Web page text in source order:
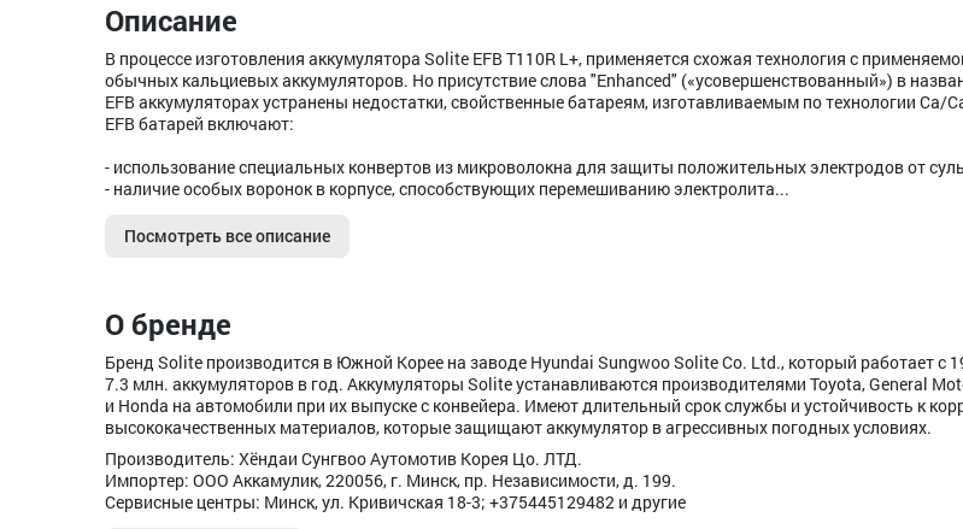
Описание
В процессе изготовления аккумулятора Solite EFB T110R L+, применяется схожая технология с
обычных кальциевых аккумуляторов. Но присутствие слова "Enhanced" («усовершенствованный») в
EFB аккумуляторах устранены недостатки, свойственные батареям, изготавливаемым по технологии Ca/
EFB батарей включают:
- использование специальных конвертов из микроволокна для защиты положительных электродов от
- наличие особых воронок в корпусе, способствующих перемешиванию электролита...
Посмотреть все описание
О бренде
Бренд Solite производится в Южной Корее на заводе Hyundai Sungwoo Solite Co. Ltd., который работает с
7.3 млн. аккумуляторов в год. Аккумуляторы Solite устанавливаются производителями Toyota, General
и Honda на автомобили при их выпуске с конвейера. Имеют длительный срок службы и устойчивость к
высококачественных материалов, которые защищают аккумулятор в агрессивных погодных условиях.
Производитель: Хёндаи Сунгвоо Аутомотив Корея Цо. ЛТД.
Импортер: ООО Аккамулик, 220056, г. Минск, пр. Независимости, д. 199.
Сервисные центры: Минск, ул. Кривичская 18-3; +375445129482 и другие